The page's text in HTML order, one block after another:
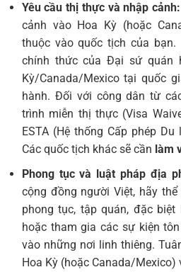
Yêu cầu thị thực và nhập cảnh:
cảnh vào Hoa Kỳ (hoặc
thuộc vào quốc tịch của
chính thức của Đại sứ quán
Kỳ/Canada/Mexico tại quốc
hành. Đối với công dân từ
trình miễn thị thực (Visa
ESTA (Hệ thống Cấp phép
Các quốc tịch khác sẽ cần làm
Phong tục và luật pháp địa
cộng đồng người Việt, hãy
phong tục, tập quán, đặc
hoặc tham gia các sự kiện
vào những nơi linh thiêng.
Hoa Kỳ (hoặc Canada/